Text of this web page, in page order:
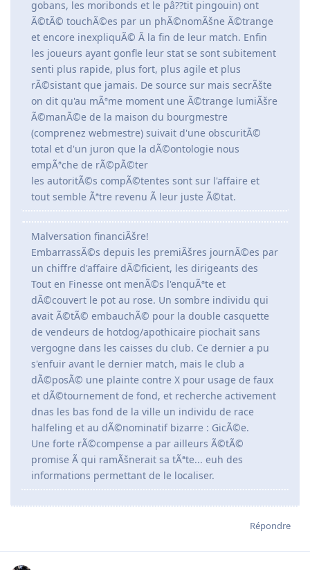
gobans, les moribonds et le pâ??tit pingouin) ont
Ã©tÃ© touchÃ©es par un phÃ©nomÃšne Ã©trange
et encore inexpliquÃ© Ã la fin de leur match. Enfin
les joueurs ayant gonfle leur stat se sont subitement
senti plus rapide, plus fort, plus agile et plus
rÃ©sistant que jamais. De source sur mais secrÃšte
on dit qu'au mÃªme moment une Ã©trange lumiÃšre
Ã©manÃ©e de la maison du bourgmestre
(comprenez webmestre) suivait d'une obscuritÃ©
total et d'un juron que la dÃ©ontologie nous
empÃªche de rÃ©pÃ©ter
les autoritÃ©s compÃ©tentes sont sur l'affaire et
tout semble Ãªtre revenu Ã leur juste Ã©tat.
Malversation financiÃšre!
EmbarrassÃ©s depuis les premiÃšres journÃ©es par
un chiffre d'affaire dÃ©ficient, les dirigeants des
Tout en Finesse ont menÃ©s l'enquÃªte et
dÃ©couvert le pot au rose. Un sombre individu qui
avait Ã©tÃ© embauchÃ© pour la double casquette
de vendeurs de hotdog/apothicaire piochait sans
vergogne dans les caisses du club. Ce dernier a pu
s'enfuir avant le dernier match, mais le club a
dÃ©posÃ© une plainte contre X pour usage de faux
et dÃ©tournement de fond, et recherche activement
dnas les bas fond de la ville un individu de race
halfeling et au dÃ©nominatif bizarre : GicÃ©e.
Une forte rÃ©compense a par ailleurs Ã©tÃ©
promise Ã qui ramÃšnerait sa tÃªte... euh des
informations permettant de le localiser.
Répondre